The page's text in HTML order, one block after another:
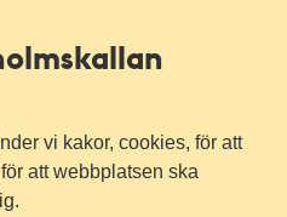
vi kakor, cookies, för att
att webbplatsen ska